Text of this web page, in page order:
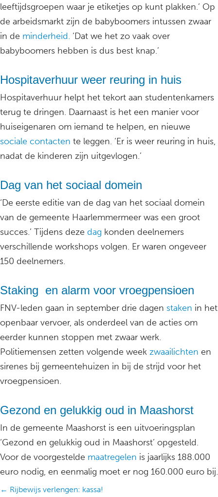
leeftijdsgroepen waar je etiketjes op kunt plakken.’ Op
de arbeidsmarkt zijn de babyboomers intussen zwaar
in de minderheid. ‘Dat we het zo vaak over
babyboomers hebben is dus best knap.’
Hospitaverhuur weer reuring in huis
Hospitaverhuur helpt het tekort aan studentenkamers
terug te dringen. Daarnaast is het een manier voor
huiseigenaren om iemand te helpen, en nieuwe
sociale contacten te leggen. ‘Er is weer reuring in huis,
nadat de kinderen zijn uitgevlogen.’
Dag van het sociaal domein
‘De eerste editie van de dag van het sociaal domein
van de gemeente Haarlemmermeer was een groot
succes.’ Tijdens deze dag konden deelnemers
verschillende workshops volgen. Er waren ongeveer
150 deelnemers.
Staking en alarm voor vroegpensioen
FNV-leden gaan in september drie dagen staken in het
openbaar vervoer, als onderdeel van de acties om
eerder kunnen stoppen met zwaar werk.
Politiemensen zetten volgende week zwaailichten en
sirenes bij gemeentehuizen in bij de strijd voor het
vroegpensioen.
Gezond en gelukkig oud in Maashorst
In de gemeente Maashorst is een uitvoeringsplan
‘Gezond en gelukkig oud in Maashorst’ opgesteld.
Voor de voorgestelde maatregelen is jaarlijks 188.000
euro nodig, en eenmalig moet er nog 160.000 euro bij.
Posts
← Rijbewijs verlengen: kassa!